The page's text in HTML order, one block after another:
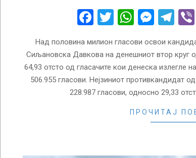
Facebook
Twitter
Над половина милион гласови освои
Сиљановска Давкова на денешниот втор круг
64,93 отсто од гласачите кои денеска излегле
506.955 гласови. Нејзиниот противкандидат
228.987 гласови, односно 29,33
ПРОЧИТАЈ